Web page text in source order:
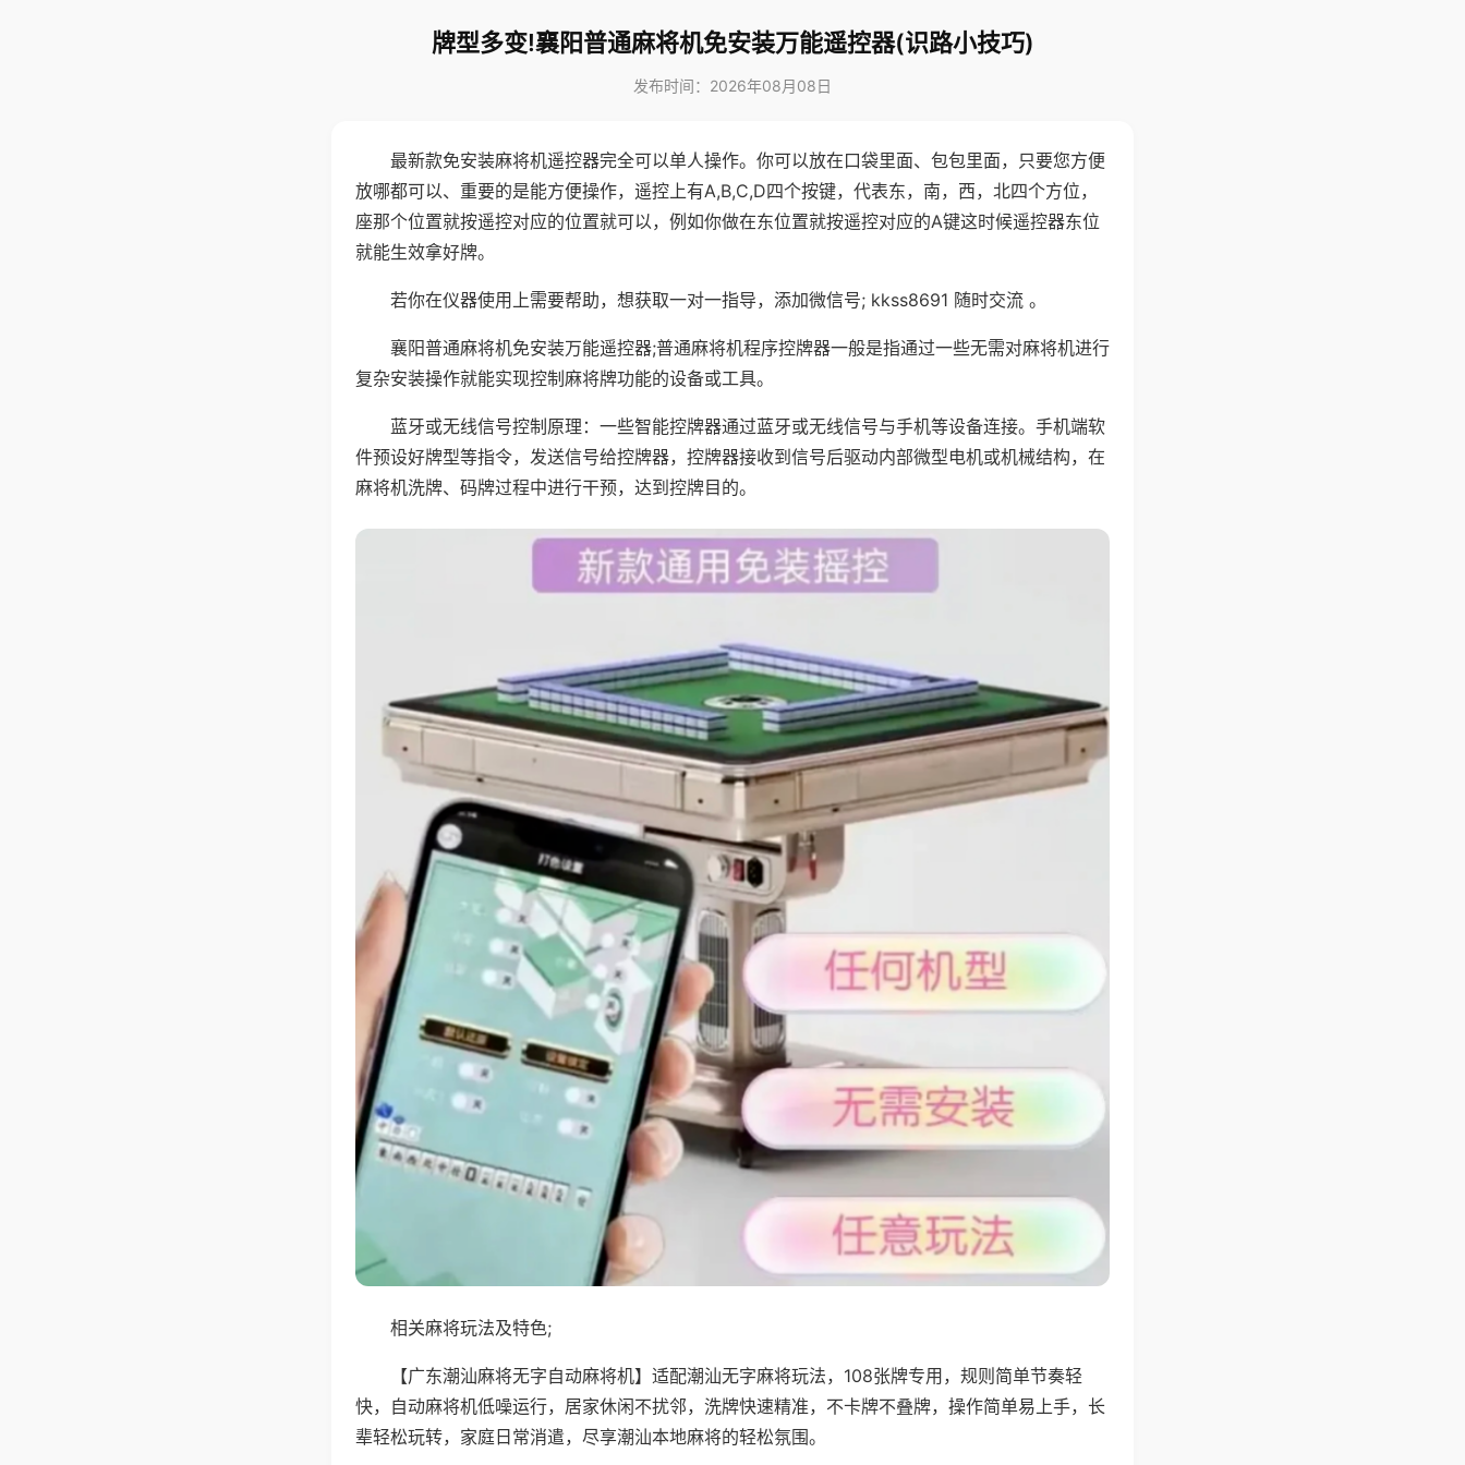
牌型多变!襄阳普通麻将机免安装万能遥控器(识路小技巧)
发布时间：2026年08月08日
最新款免安装麻将机遥控器完全可以单人操作。你可以放在口袋里面、包包里面，只要您方便
放哪都可以、重要的是能方便操作，遥控上有A,B,C,D四个按键，代表东，南，西，北四个方位，
座那个位置就按遥控对应的位置就可以，例如你做在东位置就按遥控对应的A键这时候遥控器东位
就能生效拿好牌。
若你在仪器使用上需要帮助，想获取一对一指导，添加微信号; kkss8691 随时交流 。
襄阳普通麻将机免安装万能遥控器;普通麻将机程序控牌器一般是指通过一些无需对麻将机进行
复杂安装操作就能实现控制麻将牌功能的设备或工具。
蓝牙或无线信号控制原理：一些智能控牌器通过蓝牙或无线信号与手机等设备连接。手机端软
件预设好牌型等指令，发送信号给控牌器，控牌器接收到信号后驱动内部微型电机或机械结构，在
麻将机洗牌、码牌过程中进行干预，达到控牌目的。
相关麻将玩法及特色;
【广东潮汕麻将无字自动麻将机】适配潮汕无字麻将玩法，108张牌专用，规则简单节奏轻
快，自动麻将机低噪运行，居家休闲不扰邻，洗牌快速精准，不卡牌不叠牌，操作简单易上手，长
辈轻松玩转，家庭日常消遣，尽享潮汕本地麻将的轻松氛围。